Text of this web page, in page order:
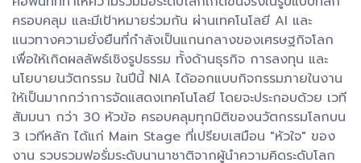
ครอบคลุม และมีเป้าหมายร่วมกัน ผ่านเทคโนโลยี AI และ
แนวทางความยั่งยืนที่กำลังเป็นแกนกลางของเศรษฐกิจโลก
เพื่อให้เกิดผลลัพธ์เชิงรูปธรรม ทั้งด้านธุรกิจ การลงทุน และ
นโยบายนวัตกรรม ในปีนี้ NIA ได้ออกแบบกิจกรรมภายในงาน
ให้เป็นมากกว่าการจัดแสดงเทคโนโลยี โดยจะประกอบด้วย เวที
สัมมนา กว่า 30 หัวข้อ ครอบคลุมทุกมิติของนวัตกรรมโลกบน
3 เวทีหลัก ได้แก่ Main Stage ที่เปรียบเสมือน "หัวใจ" ของ
งาน รวบรวมฟอรั่มระดับนานาชาติจากผู้นำความคิดระดับโลก